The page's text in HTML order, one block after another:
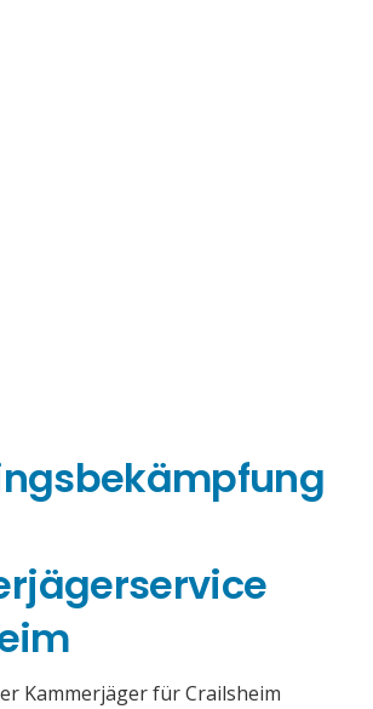
Kammerjäger für Crailsheim